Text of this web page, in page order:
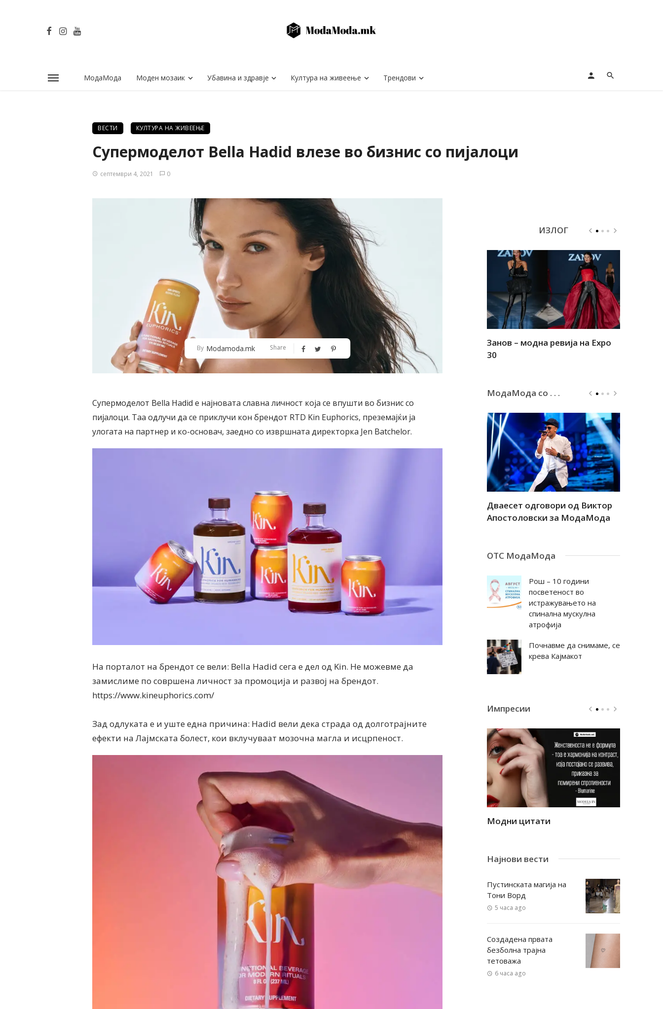
МодаМода Моден мозаик Убавина и здравје Култура на живеење Трендови
ВЕСТИ КУЛТУРА НА ЖИВЕЕЊЕ
Супермоделот Bella Hadid влезе во бизнис со пијалоци
септември 4, 2021 0
By Modamoda.mk Share
Супермоделот Bella Hadid е најновата славна личност која се впушти во бизнис со
пијалоци. Таа одлучи да се приклучи кон брендот RTD Kin Euphorics, преземајќи ја
улогата на партнер и ко-основач, заедно со извршната директорка Jen Batchelor.
На порталот на брендот се вели: Bella Hadid сега е дел од Kin. Не можевме да
замислиме по совршена личност за промоција и развој на брендот.
https://www.kineuphorics.com/
Зад одлуката е и уште една причина: Hadid вели дека страда од долготрајните
ефекти на Лајмската болест, кои вклучуваат мозочна магла и исцрпеност.
ИЗЛОГ
Алшар – модна ревија на Expo
30
Филигрански обетки
Занов – модна ревија на Expo
30
МодаМода со . . .
Дваесет одговори од Милена
Антовска за МодаМода
Дваесет одговори од Виктор
Апостоловски за МодаМода
ОТС МодаМода
Рош – 10 години
посветеност во
истражувањето на
спинална мускулна
атрофија
Почнавме да снимаме, се
крева Кајмакот
Импресии
Модни цитати Модни цитати Модни цитати
Најнови вести
Пустинската магија на
Тони Ворд
5 часа ago
Создадена првата
безболна трајна
тетоважа
6 часа ago